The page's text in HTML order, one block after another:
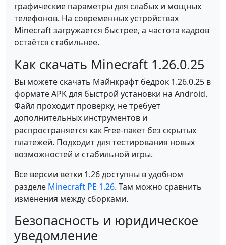
графические параметры для слабых и мощных
телефонов. На современных устройствах
Minecraft загружается быстрее, а частота кадров
остаётся стабильнее.
Как скачать Minecraft 1.26.0.25
Вы можете скачать Майнкрафт бедрок 1.26.0.25 в
формате APK для быстрой установки на Android.
Файл проходит проверку, не требует
дополнительных инструментов и
распространяется как Free-пакет без скрытых
платежей. Подходит для тестирования новых
возможностей и стабильной игры.
Все версии ветки 1.26 доступны в удобном
разделе Minecraft PE 1.26. Там можно сравнить
изменения между сборками.
Безопасность и юридическое
уведомление